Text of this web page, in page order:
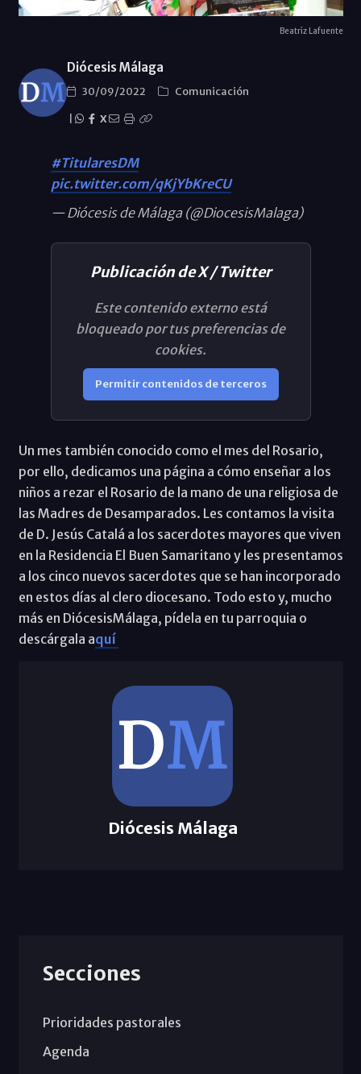
Beatriz Lafuente
Diócesis Málaga
30/09/2022
Comunicación
X
#TitularesDM
pic.twitter.com/qKjYbKreCU
— Diócesis de Málaga (@DiocesisMalaga)
Publicación de X / Twitter
Este contenido externo está
bloqueado por tus preferencias de
cookies.
Permitir contenidos de terceros
Un mes también conocido como el mes del Rosario,
por ello, dedicamos una página a cómo enseñar a los
niños a rezar el Rosario de la mano de una religiosa de
las Madres de Desamparados. Les contamos la visita
de D. Jesús Catalá a los sacerdotes mayores que viven
en la Residencia El Buen Samaritano y les presentamos
a los cinco nuevos sacerdotes que se han incorporado
en estos días al clero diocesano. Todo esto y, mucho
más en DiócesisMálaga, pídela en tu parroquia o
descárgala aquí
Diócesis Málaga
Secciones
Prioridades pastorales
Agenda